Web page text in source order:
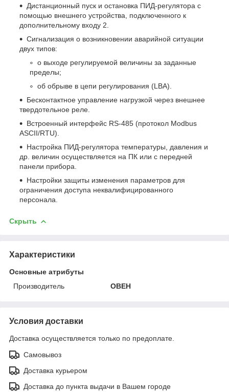
Дистанционный пуск и остановка ПИД-регулятора с
помощью внешнего устройства, подключенного к
дополнительному входу 2.
Сигнализация о возникновении аварийной ситуации
двух типов:
о выходе регулируемой величины за заданные
пределы;
об обрыве в цепи регулирования (LBA).
Бесконтактное управление нагрузкой через внешнее
твердотельное реле.
Встроенный интерфейс RS-485 (протокол Modbus
ASCII/RTU).
Настройка ПИД-регулятора температуры, давления и
др. величин осуществляется на ПК или с передней
панели прибора.
Настройки защиты изменения параметров для
ограничения доступа неквалифицированного
персонала.
Скрыть
Характеристики
Основные атрибуты
Производитель
ОВЕН
Условия доставки
Доставка осуществляется только по предоплате.
Самовывоз
Доставка курьером
Доставка до пункта выдачи в Вашем городе